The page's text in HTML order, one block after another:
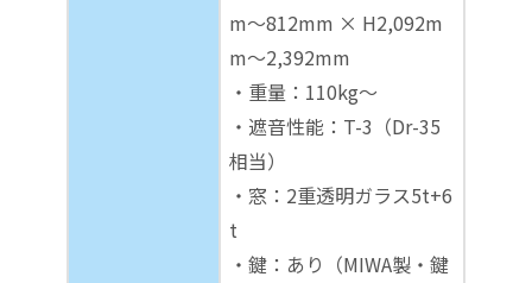
m～812mm × H2,092m
m～2,392mm
・重量：110kg～
・遮音性能：T-3（Dr-35
相当）
・窓：2重透明ガラス5t+6
t
・鍵：あり（MIWA製・鍵